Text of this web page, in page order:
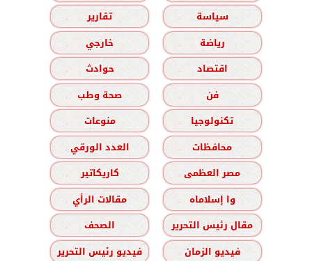
سياسة
تقارير
رياضة
خارجي
اقتصاد
حوادث
فن
صحة وطب
تكنولوجيا
منوعات
محافظات
العدد الورقي
مصر العظمى
كاريكاتير
وا إسلاماه
مقالات الرأي
مقال رئيس التحرير
الصحف
فيديو الزمان
فيديو رئيس التحرير